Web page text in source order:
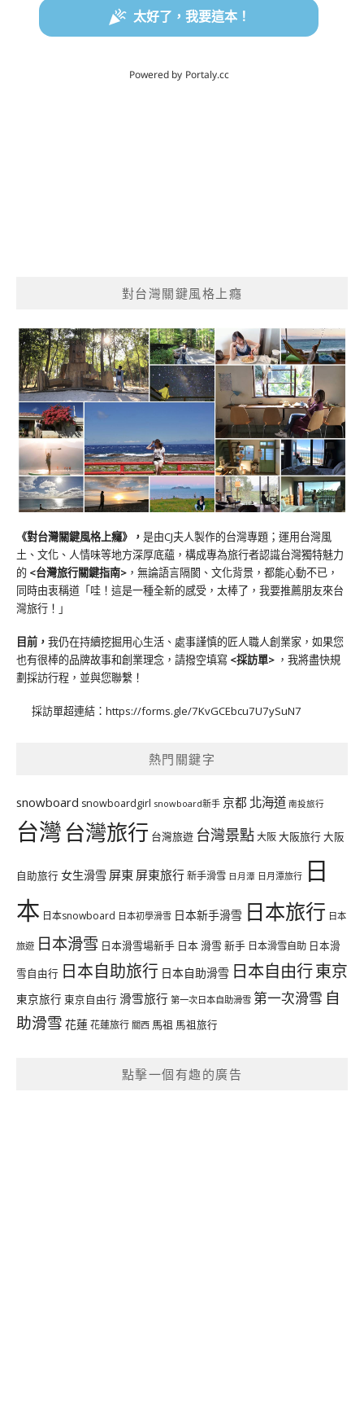
對台灣關鍵風格上癮
《對台灣關鍵風格上癮》 ， 是由CJ夫人製作的台灣專題；運用台灣風
土、文化、人情味等地方深厚底蘊，構成專為旅行者認識台灣獨特魅力
的 <台灣旅行關鍵指南> ，無論語言隔閡、文化背景，都能心動不已，
同時由衷稱道「哇！這是一種全新的感受，太棒了，我要推薦朋友來台
灣旅行！」
目前， 我仍在持續挖掘用心生活、處事謹慎的匠人職人創業家，如果您
也有很棒的品牌故事和創業理念，請撥空填寫 <採訪單> ，我將盡快規
劃採訪行程，並與您聯繫！
採訪單超連結： https://forms.gle/7KvGCEbcu7U7ySuN7
熱門關鍵字
snowboard snowboardgirl snowboard新手 京都 北海道 南投旅行
台灣台灣旅行 台灣旅遊 台灣景點大阪大阪旅行大阪
自助旅行 女生滑雪 屏東 屏東旅行新手滑雪 日月潭 日月潭旅行 日
本 日本snowboard 日本初學滑雪 日本新手滑雪 日本旅行 日本
旅遊 日本滑雪 日本滑雪場新手 日本 滑雪 新手 日本滑雪自助 日本滑
雪自由行 日本自助旅行 日本自助滑雪 日本自由行東京
東京旅行 東京自由行 滑雪旅行 第一次日本自助滑雪 第一次滑雪 自
助滑雪 花蓮花蓮旅行 關西 馬祖 馬祖旅行
點擊一個有趣的廣告